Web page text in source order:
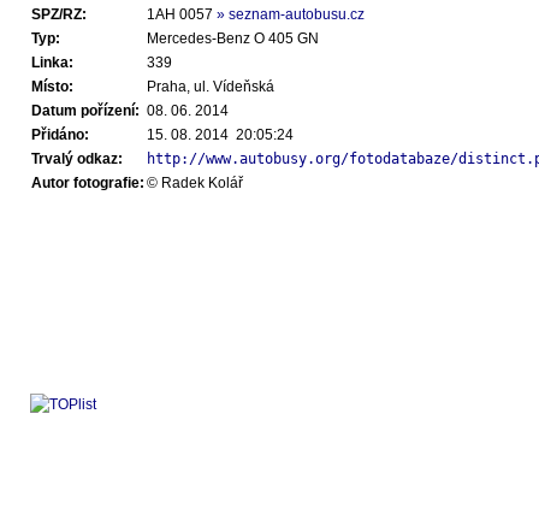
SPZ/RZ:
1AH 0057 » seznam-autobusu.cz
Typ:
Mercedes-Benz O 405 GN
Linka:
339
Místo:
Praha, ul. Vídeňská
Datum pořízení: 08. 06. 2014
Přidáno:
15. 08. 2014 20:05:24
Trvalý odkaz:
http://www.autobusy.org/fotodatabaze/
Autor fotografie: © Radek Kolář